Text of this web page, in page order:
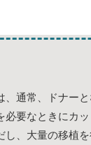
通常、ドナー
要なときにカ
、大量の移植